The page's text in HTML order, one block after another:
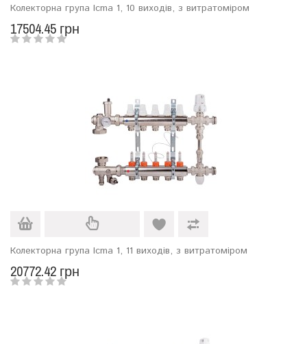
Колекторна група Icma 1, 10 виходів, з витратоміром
17504.45 грн
Колекторна група Icma 1, 11 виходів, з витратоміром
20772.42 грн